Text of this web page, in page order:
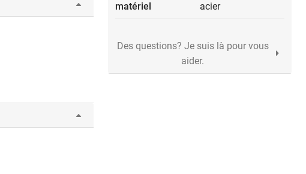
matériel acier
Des questions? Je suis là pour vous
aider.